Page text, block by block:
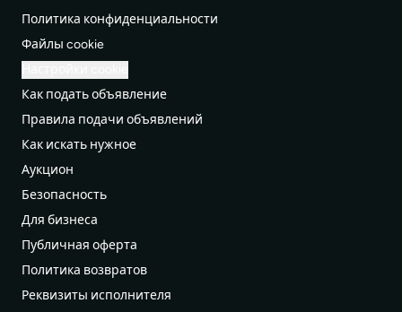
Политика конфиденциальности
Файлы cookie
Как подать объявление
Правила подачи объявлений
Как искать нужное
Аукцион
Безопасность
Для бизнеса
Публичная оферта
Политика возвратов
Реквизиты исполнителя